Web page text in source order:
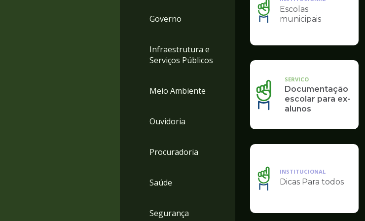
Governo
Infraestrutura e
Serviços Públicos
Meio Ambiente
Ouvidoria
Procuradoria
Saúde
Segurança
Ilustração
da
de
Educação
Escolas
municipais
SERVICO
Documentação
escolar para ex-
alunos
Ilustração
da
de
INSTITUCIONAL
Dicas Para todos